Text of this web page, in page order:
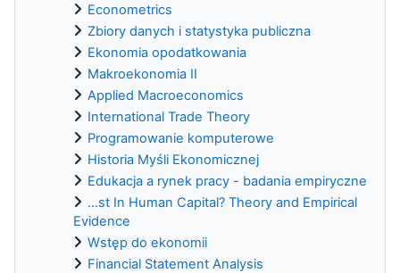
Econometrics
Zbiory danych i statystyka publiczna
Ekonomia opodatkowania
Makroekonomia II
Applied Macroeconomics
International Trade Theory
Programowanie komputerowe
Historia Myśli Ekonomicznej
Edukacja a rynek pracy - badania empiryczne
...st In Human Capital? Theory and Empirical
Evidence
Wstęp do ekonomii
Financial Statement Analysis